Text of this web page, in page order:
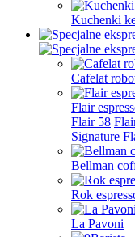
Kuchenki
Cafelat
Flair
Flair 58
Signature
Bellman
Rok
La Pavoni